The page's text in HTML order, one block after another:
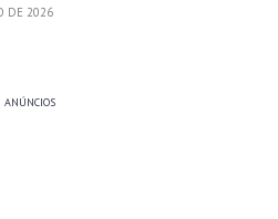
DE 2026
ANÚNCIOS